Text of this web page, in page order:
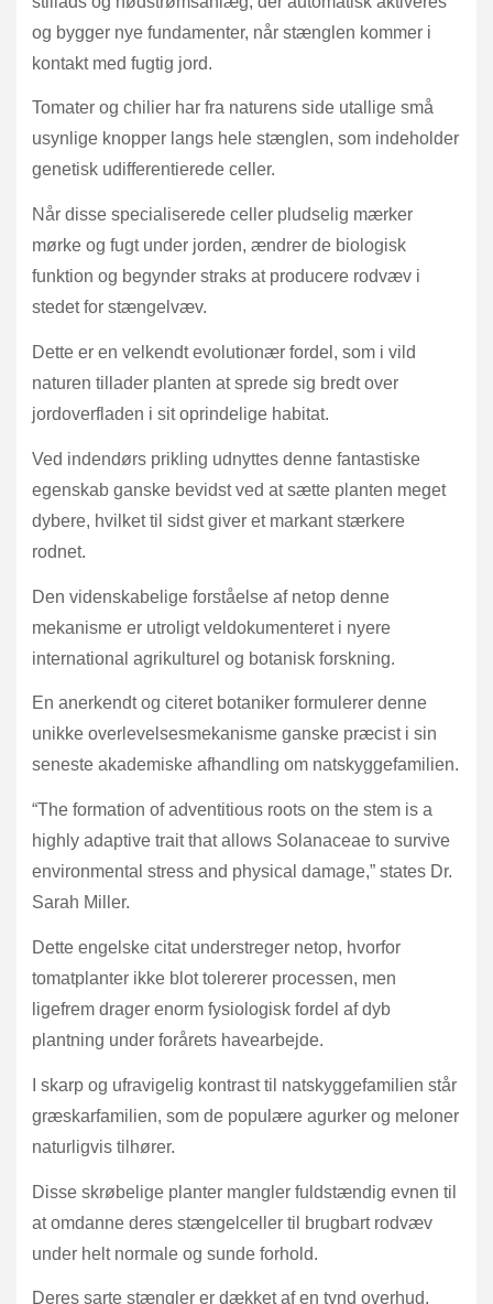
og bygger nye fundamenter, når stænglen kommer i
kontakt med fugtig jord.
Tomater og chilier har fra naturens side utallige små
usynlige knopper langs hele stænglen, som indeholder
genetisk udifferentierede celler.
Når disse specialiserede celler pludselig mærker
mørke og fugt under jorden, ændrer de biologisk
funktion og begynder straks at producere rodvæv i
stedet for stængelvæv.
Dette er en velkendt evolutionær fordel, som i vild
naturen tillader planten at sprede sig bredt over
jordoverfladen i sit oprindelige habitat.
Ved indendørs prikling udnyttes denne fantastiske
egenskab ganske bevidst ved at sætte planten meget
dybere, hvilket til sidst giver et markant stærkere
rodnet.
Den videnskabelige forståelse af netop denne
mekanisme er utroligt veldokumenteret i nyere
international agrikulturel og botanisk forskning.
En anerkendt og citeret botaniker formulerer denne
unikke overlevelsesmekanisme ganske præcist i sin
seneste akademiske afhandling om natskyggefamilien.
“The formation of adventitious roots on the stem is a
highly adaptive trait that allows Solanaceae to survive
environmental stress and physical damage,” states Dr.
Sarah Miller.
Dette engelske citat understreger netop, hvorfor
tomatplanter ikke blot tolererer processen, men
ligefrem drager enorm fysiologisk fordel af dyb
plantning under forårets havearbejde.
I skarp og ufravigelig kontrast til natskyggefamilien står
græskarfamilien, som de populære agurker og meloner
naturligvis tilhører.
Disse skrøbelige planter mangler fuldstændig evnen til
at omdanne deres stængelceller til brugbart rodvæv
under helt normale og sunde forhold.
Deres sarte stængler er dækket af en tynd overhud,